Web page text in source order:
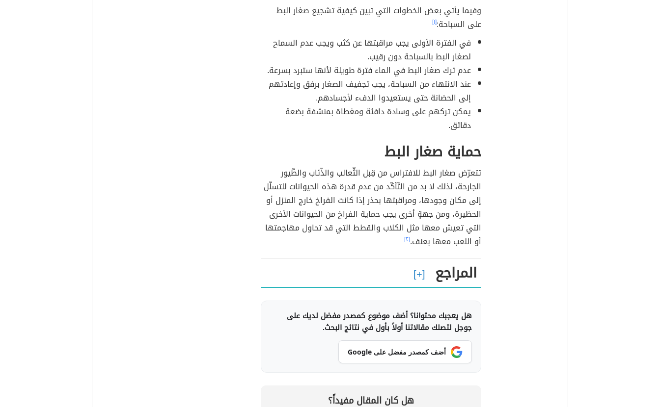
وفيما يأتي بعض الخطوات التي تبين كيفية تشجيع صغار البط
على السباحة:[١]
في الفترة الأولى يجب مراقبتها عن كثب ويجب عدم السماح
لصغار البط بالسباحة دون رقيب.
عدم ترك صغار البط في الماء فترة طويلة لأنها ستبرد بسرعة.
عند الانتهاء من السباحة، يجب تجفيف الصغار برفق وإعادتهم
إلى الحضانة حتى يستعيدوا الدفء لأجسادهم.
يمكن تركهم على وسادة دافئة ومغطاة بمنشفة بضعة
دقائق.
حماية صغار البط
تتعرّض صغار البط للافتراس من قِبل الثّعالب والذّئاب والطّيور
الجارحة، لذلك لا بد من التّأكّد من عدم قدرة هذه الحيوانات للتسلّل
إلى مكان وجودها، ومراقبتها بحذر إذا كانت الفراخ خارج المنزل أو
الحظيرة، ومن جهةٍ أخرى يجب حماية الفراخ من الحيوانات الأخرى
التي تعيش معها مثل الكلاب والقطط التي قد تحاول مهاجمتها
أو اللعب معها بعنف.[٢]
المراجع
هل يعجبك محتوانا؟ أضف موضوع كمصدر مفضل لديك على
جوجل لتصلك مقالاتنا أولاً بأول في نتائج البحث.
أضف كمصدر مفضل على Google
هل كان المقال مفيداً؟